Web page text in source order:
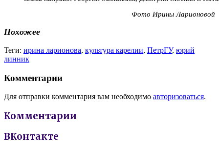
Фото Ирины Ларионовой
Похожее
Теги: ирина ларионова, культура карелии, ПетрГУ, юрий
линник
Комментарии
Для отправки комментария вам необходимо авторизоваться.
Комментарии
ВКонтакте